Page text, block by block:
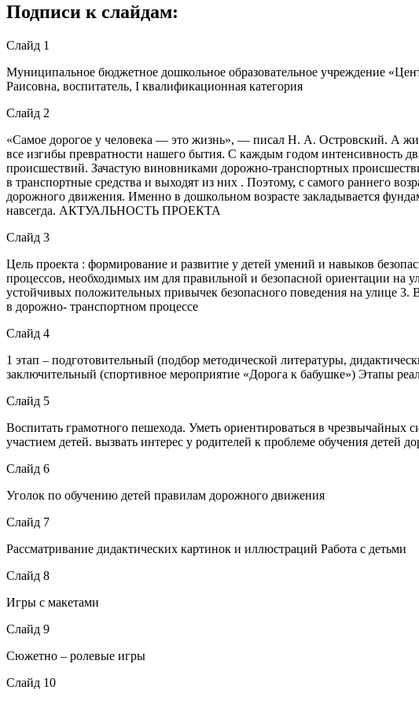
Подписи к слайдам:
Слайд 1
Муниципальное бюджетное дошкольное образовательное учреждение
Раисовна, воспитатель, Ι квалификационная категория
Слайд 2
«Самое дорогое у человека — это жизнь», — писал Н. А. Островский. А
все изгибы превратности нашего бытия. С каждым годом интенсивность
происшествий. Зачастую виновниками дорожно-транспортных
в транспортные средства и выходят из них . Поэтому, с самого раннего
дорожного движения. Именно в дошкольном возрасте закладывается
навсегда. АКТУАЛЬНОСТЬ ПРОЕКТА
Слайд 3
Цель проекта : формирование и развитие у детей умений и навыков
процессов, необходимых им для правильной и безопасной ориентации
устойчивых положительных привычек безопасного поведения на улице
в дорожно- транспортном процессе
Слайд 4
1 этап – подготовительный (подбор методической литературы,
заключительный (спортивное мероприятие «Дорога к бабушке») Этапы
Слайд 5
Воспитать грамотного пешехода. Уметь ориентироваться в чрезвычайных
участием детей. вызвать интерес у родителей к проблеме обучения
Слайд 6
Уголок по обучению детей правилам дорожного движения
Слайд 7
Рассматривание дидактических картинок и иллюстраций Работа с детьми
Слайд 8
Игры с макетами
Слайд 9
Сюжетно – ролевые игры
Слайд 10